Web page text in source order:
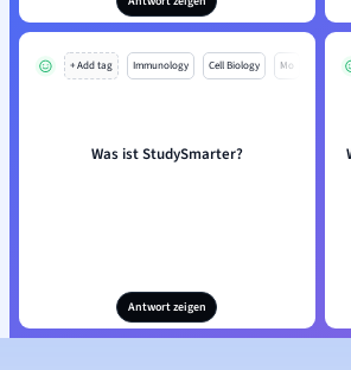
+ Add tag Immunology Cell Biology Mo
Was ist StudySmarter?
Antwort zeigen